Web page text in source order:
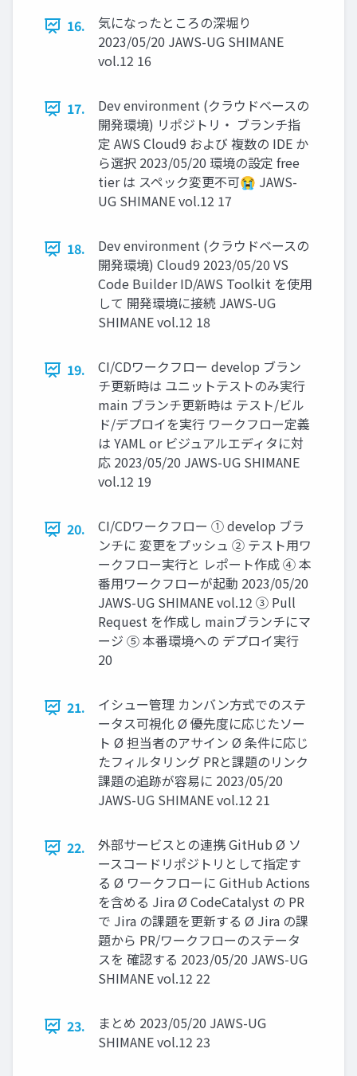
16.
気になったところの深堀り
2023/05/20 JAWS-UG SHIMANE
vol.12 16
17.
Dev environment (クラウドベースの
開発環境) リポジトリ・ ブランチ指
定 AWS Cloud9 および 複数の IDE か
ら選択 2023/05/20 環境の設定 free
tier は スペック変更不可😭 JAWS-
UG SHIMANE vol.12 17
18.
Dev environment (クラウドベースの
開発環境) Cloud9 2023/05/20 VS
Code Builder ID/AWS Toolkit を使用
して 開発環境に接続 JAWS-UG
SHIMANE vol.12 18
19.
CI/CDワークフロー develop ブラン
チ更新時は ユニットテストのみ実行
main ブランチ更新時は テスト/ビル
ド/デプロイを実行 ワークフロー定義
は YAML or ビジュアルエディタに対
応 2023/05/20 JAWS-UG SHIMANE
vol.12 19
20.
CI/CDワークフロー ① develop ブラ
ンチに 変更をプッシュ ② テスト用ワ
ークフロー実行と レポート作成 ④ 本
番用ワークフローが起動 2023/05/20
JAWS-UG SHIMANE vol.12 ③ Pull
Request を作成し mainブランチにマ
ージ ⑤ 本番環境への デプロイ実行
20
21.
イシュー管理 カンバン方式でのステ
ータス可視化 Ø 優先度に応じたソー
ト Ø 担当者のアサイン Ø 条件に応じ
たフィルタリング PRと課題のリンク
課題の追跡が容易に 2023/05/20
JAWS-UG SHIMANE vol.12 21
22.
外部サービスとの連携 GitHub Ø ソ
ースコードリポジトリとして指定す
る Ø ワークフローに GitHub Actions
を含める Jira Ø CodeCatalyst の PR
で Jira の課題を更新する Ø Jira の課
題から PR/ワークフローのステータ
スを 確認する 2023/05/20 JAWS-UG
SHIMANE vol.12 22
23.
まとめ 2023/05/20 JAWS-UG
SHIMANE vol.12 23